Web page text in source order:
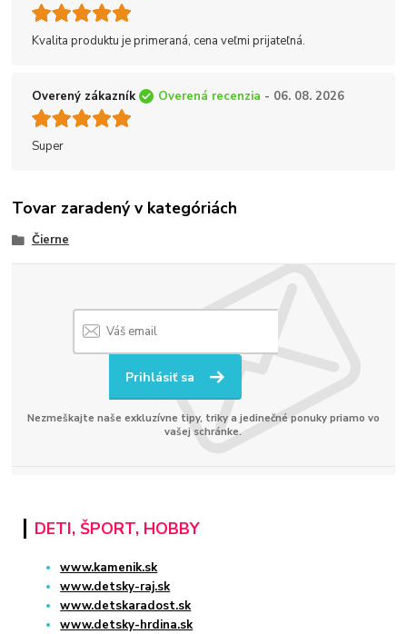
Kvalita produktu je primeraná, cena veľmi prijateľná.
Overený zákazník Overená recenzia - 06. 08. 2026
Super
Tovar zaradený v kategóriách
Čierne
Prihlásiť sa
Nezmeškajte naše exkluzívne tipy, triky a jedinečné ponuky priamo vo
vašej schránke.
DETI, ŠPORT, HOBBY
www.kamenik.sk
www.detsky-raj.sk
www.detskaradost.sk
www.detsky-hrdina.sk